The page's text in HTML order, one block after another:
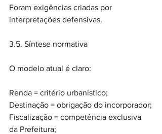
Foram exigências criadas por
interpretações defensivas.
3.5. Síntese normativa
O modelo atual é claro:
Renda = critério urbanístico;
Destinação = obrigação do incorporador;
Fiscalização = competência exclusiva
da Prefeitura;